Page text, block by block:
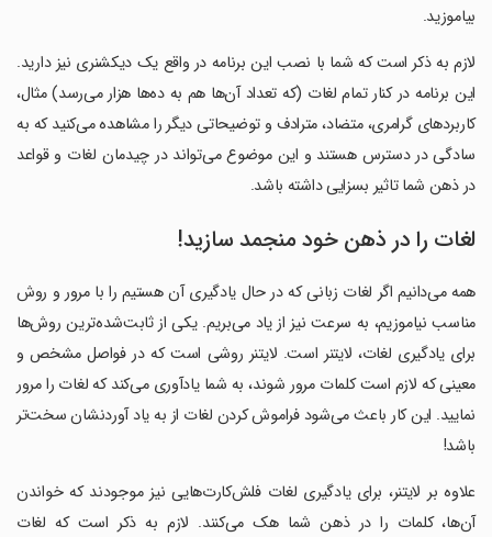
بیاموزید.
لازم به ذکر است که شما با نصب این برنامه در واقع یک دیکشنری نیز دارید.
این برنامه در کنار تمام لغات (که تعداد آن‌ها هم به ده‌ها هزار می‌رسد) مثال،
کاربردهای گرامری، متضاد، مترادف و توضیحاتی دیگر را مشاهده می‌کنید که به
سادگی در دسترس هستند و این موضوع می‌تواند در چیدمان لغات و قواعد
در ذهن شما تاثیر بسزایی داشته باشد.
لغات را در ذهن خود منجمد سازید!
همه می‌دانیم اگر لغات زبانی ‏که در حال یادگیری آن هستیم را با مرور و روش
مناسب نیاموزیم، به سرعت نیز از یاد می‌بریم. یکی از ثابت‌شده‌ترین روش‌ها
برای یادگیری لغات، لایتنر است. لایتنر روشی است که در فواصل مشخص و
معینی که لازم است کلمات مرور شوند، به شما یادآوری می‌کند که لغات را مرور
نمایید. این کار باعث می‌شود فراموش کردن لغات از به یاد آوردنشان سخت‌تر
باشد!
علاوه بر لایتنر، برای یادگیری لغات فلش‌کارت‌هایی نیز موجودند که خواندن
آن‌ها، کلمات را در ذهن شما هک می‌کنند. لازم به ذکر است که لغات